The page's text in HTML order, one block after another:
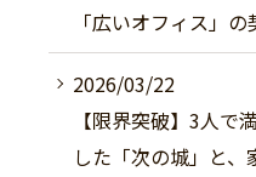
「広いオフィス」
2026/03/22
【限界突破】3人で
した「次の城」と、